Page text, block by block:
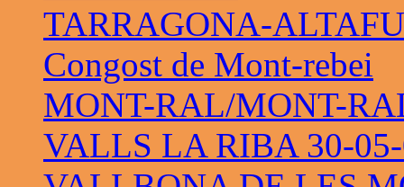
TARRAGONA-
Congost de Mont-rebei
MONT-RAL/MONT-
VALLS LA RIBA 30-